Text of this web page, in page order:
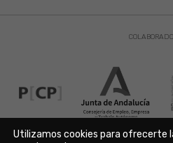
Utilizamos cookies para ofrecerte